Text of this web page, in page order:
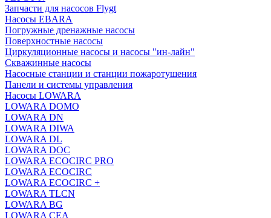
Запчасти для насосов Flygt
Насосы EBARA
Погружные дренажные насосы
Поверхностные насосы
Циркуляционные насосы и насосы "ин-лайн"
Скважинные насосы
Насосные станции и станции пожаротушения
Панели и системы управления
Насосы LOWARA
LOWARA DOMO
LOWARA DN
LOWARA DIWA
LOWARA DL
LOWARA DOC
LOWARA ECOCIRC PRO
LOWARA ECOCIRC
LOWARA ECOCIRC +
LOWARA TLCN
LOWARA BG
LOWARA CEA